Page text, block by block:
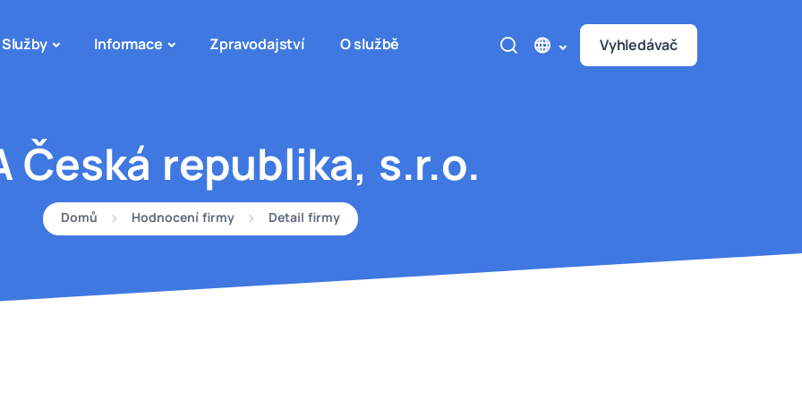
Služby Informace Zpravodajství O službě Vyhledávač
Česká republika, s.r.o.
Domů Hodnocení firmy Detail firmy